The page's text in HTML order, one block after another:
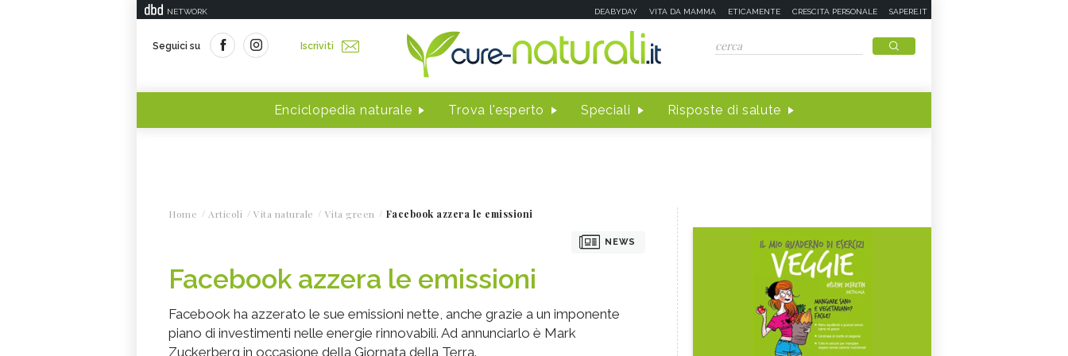
NETWORK DEABYDAY VITA DA MAMMA ETICAMENTE CRESCITA PERSONALE SAPERE.IT
Seguici su Iscriviti
Enciclopedia naturale Trova l'esperto Speciali Risposte di salute
Home Articoli Vita naturale Vita green Facebook azzera le emissioni
NEWS
Facebook azzera le emissioni
Facebook ha azzerato le sue emissioni nette, anche grazie a un imponente
piano di investimenti nelle energie rinnovabili. Ad annunciarlo è Mark
Zuckerberg in occasione della Giornata della Terra.